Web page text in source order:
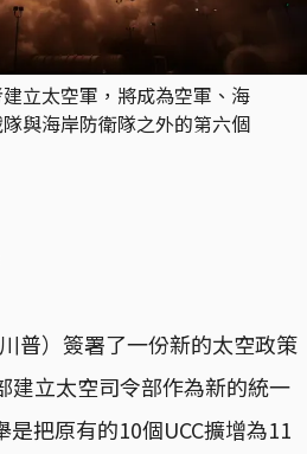
立太空軍，將成為空軍、海
與海岸防衛隊之外的第六個
普）簽署了一份新的太空政策
建立太空司令部作為新的統一
是把原有的10個UCC擴增為11